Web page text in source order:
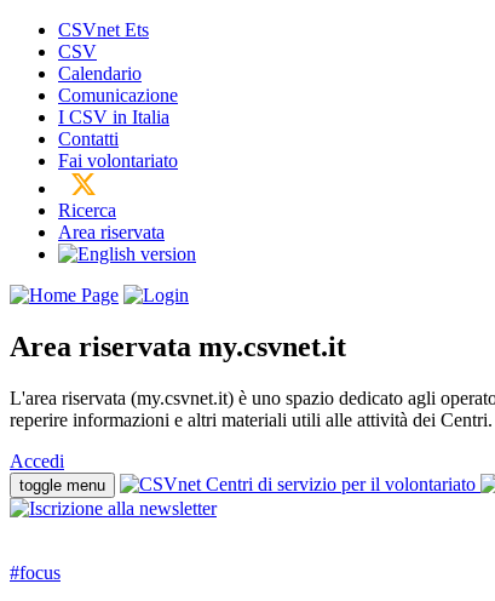
CSVnet Ets
CSV
Calendario
Comunicazione
I CSV in Italia
Contatti
Fai volontariato
Ricerca
Area riservata
Area riservata my.csvnet.it
L'area riservata (my.csvnet.it) è uno spazio dedicato agli
reperire informazioni e altri materiali utili alle attività dei
Accedi
toggle menu
#focus